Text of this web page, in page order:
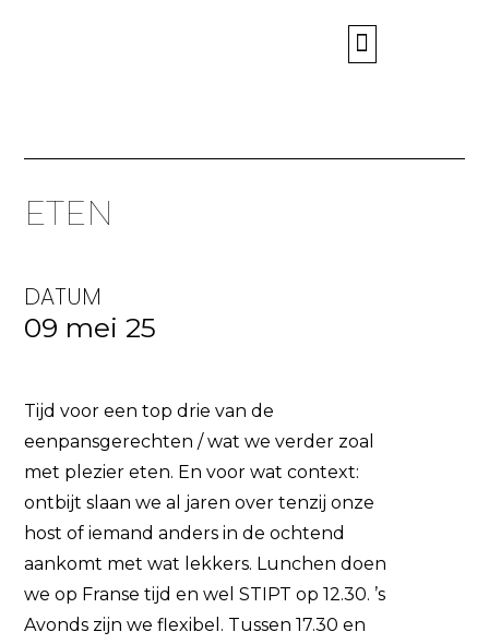
ETEN
DATUM
09 mei 25
Tijd voor een top drie van de
eenpansgerechten / wat we verder zoal
met plezier eten. En voor wat context:
ontbijt slaan we al jaren over tenzij onze
host of iemand anders in de ochtend
aankomt met wat lekkers. Lunchen doen
we op Franse tijd en wel STIPT op 12.30. ’s
Avonds zijn we flexibel. Tussen 17.30 en